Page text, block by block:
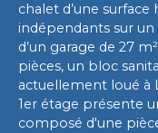
chalet d’une surface
indépendants sur un
d’un garage de 27
pièces, un bloc
actuellement loué à
1er étage présente
composé d'une